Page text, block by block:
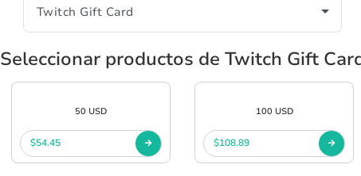
Seleccionar productos de Twitch Gift
50 USD
$54.45
100 USD
$108.89